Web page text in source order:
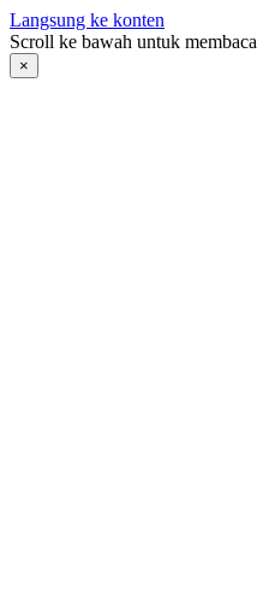
Langsung ke konten
Scroll ke bawah untuk membaca
×